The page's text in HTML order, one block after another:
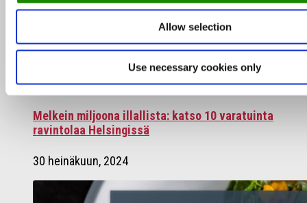
Allow selection
Use necessary cookies only
Melkein miljoona illallista: katso 10 varatuinta
ravintolaa Helsingissä
30 heinäkuun, 2024